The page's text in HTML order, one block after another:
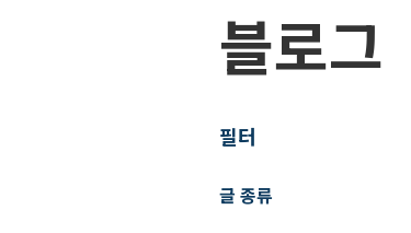
블로그
필터
글 종류